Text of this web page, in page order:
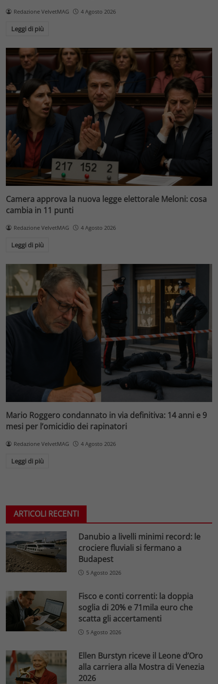
Redazione VelvetMAG 4 Agosto 2026
Leggi di più
Camera approva la nuova legge elettorale Meloni: cosa
cambia in 11 punti
Redazione VelvetMAG 4 Agosto 2026
Leggi di più
Mario Roggero condannato in via definitiva: 14 anni e 9
mesi per l’omicidio dei rapinatori
Redazione VelvetMAG 4 Agosto 2026
Leggi di più
ARTICOLI RECENTI
Danubio a livelli minimi record: le
crociere fluviali si fermano a
Budapest
5 Agosto 2026
Fisco e conti correnti: la doppia
soglia di 20% e 71mila euro che
scatta gli accertamenti
5 Agosto 2026
Ellen Burstyn riceve il Leone d’Oro
alla carriera alla Mostra di Venezia
2026